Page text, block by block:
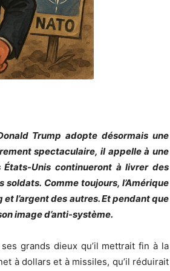
Trump adopte désormais une
spectaculaire, il appelle à une
Unis continueront à livrer des
Comme toujours, l’Amérique
l’argent des autres. Et pendant que
image d’anti-système.
grands dieux qu’il mettrait fin à la
à dollars et à missiles, qu’il réduirait